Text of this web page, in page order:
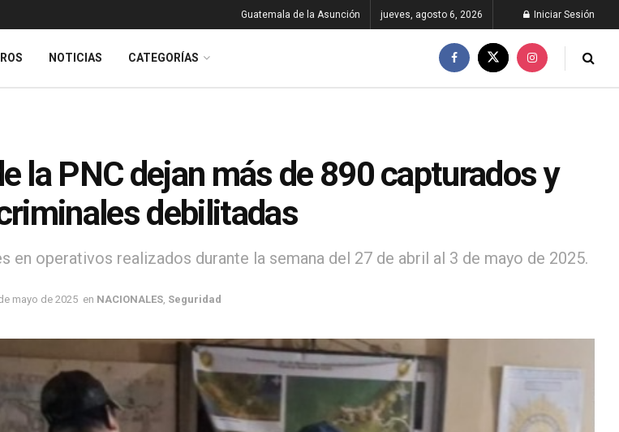
Guatemala de la Asunción jueves, agosto 6, 2026 Iniciar Sesión
NOTICIAS CATEGORÍAS
la PNC dejan más de 890 capturados y
debilitadas
en operativos realizados durante la semana del 27 de abril al 3 de mayo de 2025.
mayo de 2025 en NACIONALES Seguridad